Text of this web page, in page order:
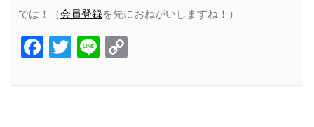
では！（会員登録を先におねがいしますね！）
Facebook
Twitter
Line